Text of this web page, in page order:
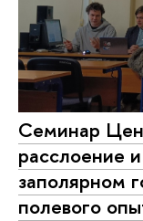
Семинар
расслоение
заполярном
полевого